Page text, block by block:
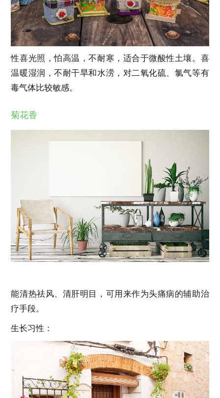
性喜光照，怕高温，不耐寒，适合于微酸性土壤。喜
温暖湿润，不耐干旱和水涝，对二氧化硫、氯气等有
毒气体比较敏感。
菊花香
能清热祛风、清肝明目，可用来作为头痛病的辅助治
疗手段。
生长习性：